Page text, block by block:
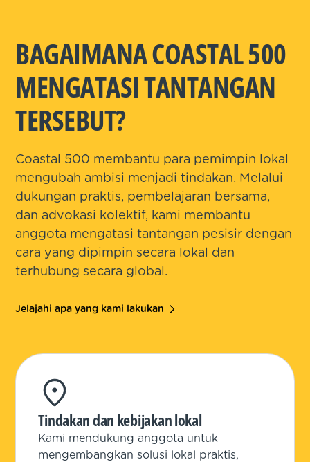
BAGAIMANA COASTAL 500
MENGATASI TANTANGAN
TERSEBUT?
Coastal 500 membantu para pemimpin lokal
mengubah ambisi menjadi tindakan. Melalui
dukungan praktis, pembelajaran bersama,
dan advokasi kolektif, kami membantu
anggota mengatasi tantangan pesisir dengan
cara yang dipimpin secara lokal dan
terhubung secara global.
Jelajahi apa yang kami lakukan
Tindakan dan kebijakan lokal
Kami mendukung anggota untuk
mengembangkan solusi lokal praktis,